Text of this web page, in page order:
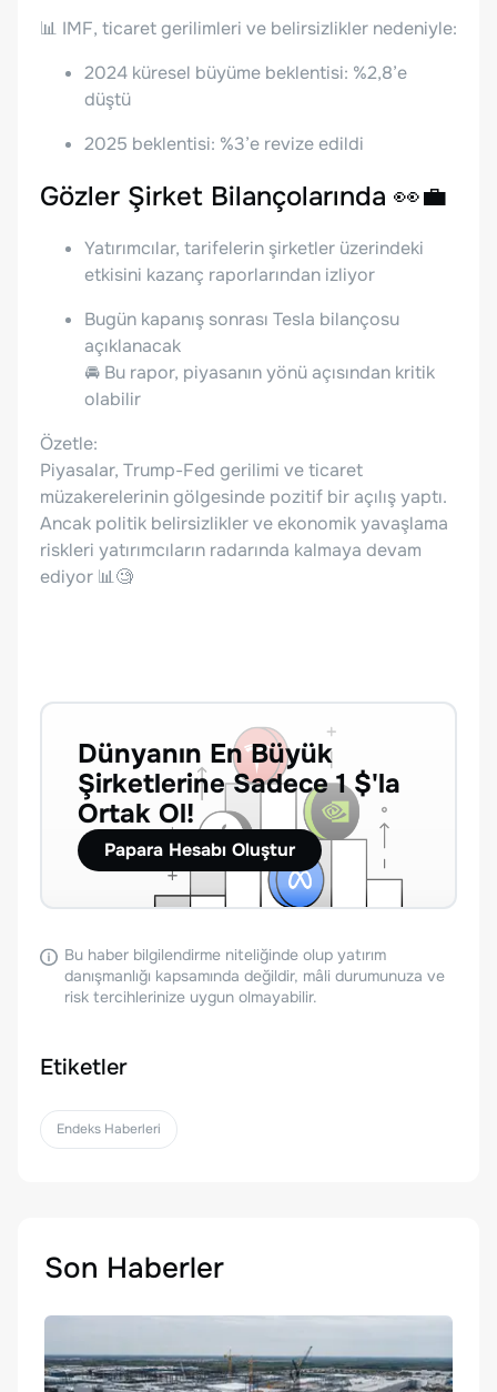
📊 IMF, ticaret gerilimleri ve belirsizlikler nedeniyle:
2024 küresel büyüme beklentisi: %2,8’e
düştü
2025 beklentisi: %3’e revize edildi
Gözler Şirket Bilançolarında 👀💼
Yatırımcılar, tarifelerin şirketler üzerindeki
etkisini kazanç raporlarından izliyor
Bugün kapanış sonrası Tesla bilançosu
açıklanacak
🚘 Bu rapor, piyasanın yönü açısından kritik
olabilir
Özetle:
Piyasalar, Trump-Fed gerilimi ve ticaret
müzakerelerinin gölgesinde pozitif bir açılış yaptı.
Ancak politik belirsizlikler ve ekonomik yavaşlama
riskleri yatırımcıların radarında kalmaya devam
ediyor 📊🧐
Dünyanın En Büyük
Şirketlerine Sadece 1 $'la
Ortak Ol!
Papara Hesabı Oluştur
Bu haber bilgilendirme niteliğinde olup yatırım
danışmanlığı kapsamında değildir, mâli durumunuza ve
risk tercihlerinize uygun olmayabilir.
Etiketler
Endeks Haberleri
Son Haberler